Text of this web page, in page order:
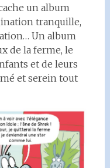
un album
tranquille,
Un album
de la ferme, le
et de leurs
et serein tout